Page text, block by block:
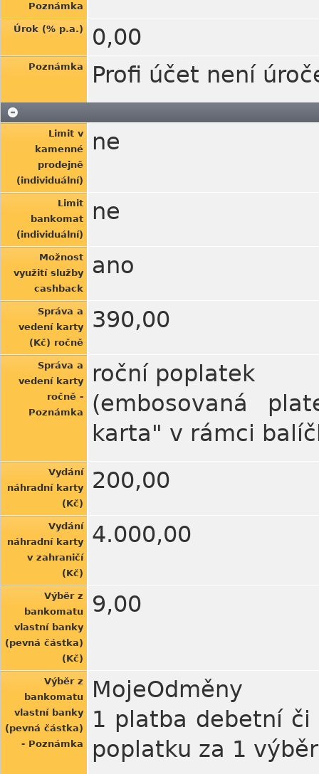
Poznámka
Úrok (% p.a.) 0,00
Poznámka Profi účet není
Limit v
kamenné
prodejně
(individuální)
ne
Limit
bankomat
(individuální)
ne
Možnost
využití služby
cashback
ano
Správa a
vedení karty
(Kč) ročně
390,00
Správa a
vedení karty
ročně -
Poznámka
roční poplatek
(embosovaná
karta" v rámci
Vydání
náhradní karty
(Kč)
200,00
Vydání
náhradní karty
v zahraničí
(Kč)
4.000,00
Výběr z
bankomatu
vlastní banky
(pevná částka)
(Kč)
9,00
Výběr z
bankomatu
vlastní banky
(pevná částka)
- Poznámka
MojeOdměny
1 platba debetní
poplatku za 1